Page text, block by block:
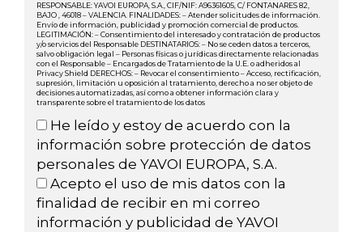
RESPONSABLE: YAVOI EUROPA, S.A., CIF/NIF: A96361605, C/ FONTANARES 82,
BAJO , 46018 – VALENCIA. FINALIDADES: – Atender solicitudes de información.
Envío de información, publicidad y promoción comercial de productos.
LEGITIMACIÓN: – Consentimiento del interesado y contratación de productos
y/o servicios del Responsable DESTINATARIOS: – No se ceden datos a terceros,
salvo obligación legal – Personas físicas o jurídicas directamente relacionadas
con el Responsable – Encargados de Tratamiento de la U.E. o adheridos al
Privacy Shield DERECHOS: – Revocar el consentimiento – Acceso, rectificación,
supresión, limitación u oposición al tratamiento, derecho a no ser objeto de
decisiones automatizadas, así como a obtener información clara y
transparente sobre el tratamiento de los datos
He leído y estoy de acuerdo con la
información sobre protección de datos
personales de YAVOI EUROPA, S.A.
Acepto el uso de mis datos con la
finalidad de recibir en mi correo
información y publicidad de YAVOI